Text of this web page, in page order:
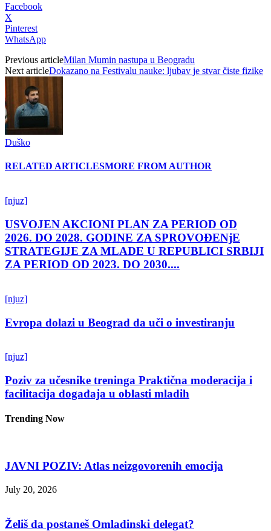
Facebook
X
Pinterest
WhatsApp
Previous articleMilan Mumin nastupa u Beogradu
Next articleDokazano na Festivalu nauke: ljubav je stvar čiste fizike
Duško
RELATED ARTICLESMORE FROM AUTHOR
[njuz]
USVOJEN AKCIONI PLAN ZA PERIOD OD
2026. DO 2028. GODINE ZA SPROVOĐENjE
STRATEGIJE ZA MLADE U REPUBLICI SRBIJI
ZA PERIOD OD 2023. DO 2030....
[njuz]
Evropa dolazi u Beograd da uči o investiranju
[njuz]
Poziv za učesnike treninga Praktična moderacija i
facilitacija događaja u oblasti mladih
Trending Now
JAVNI POZIV: Atlas neizgovorenih emocija
July 20, 2026
Želiš da postaneš Omladinski delegat?